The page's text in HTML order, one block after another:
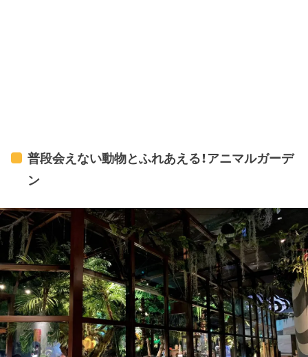
普段会えない動物とふれあえる！アニマルガーデ
ン